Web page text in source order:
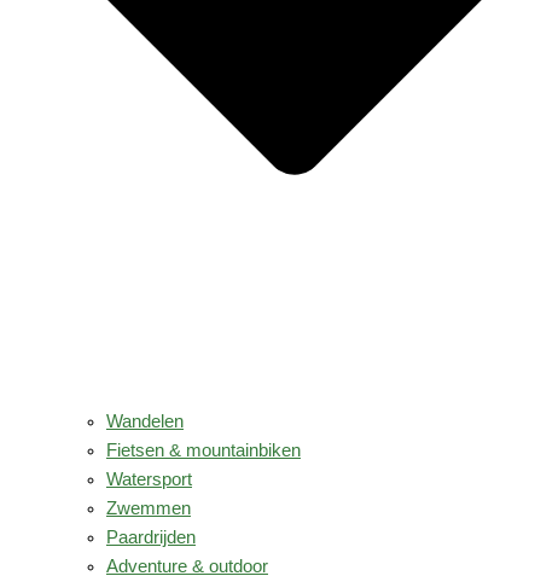
Wandelen
Fietsen & mountainbiken
Watersport
Zwemmen
Paardrijden
Adventure & outdoor